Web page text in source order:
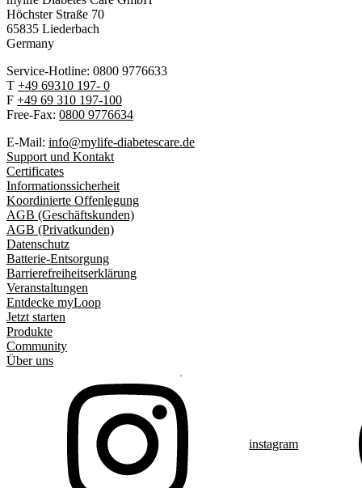
Höchster Straße 70
65835 Liederbach
Germany
Service-Hotline: 0800 9776633
T +49 69310 197- 0
F +49 69 310 197-100
Free-Fax: 0800 9776634
E-Mail: info@mylife-diabetescare.de
Support und Kontakt
Certificates
Informationssicherheit
Koordinierte Offenlegung
AGB (Geschäftskunden)
AGB (Privatkunden)
Datenschutz
Batterie-Entsorgung
Barrierefreiheitserklärung
Veranstaltungen
Entdecke myLoop
Jetzt starten
Produkte
Community
Über uns
instagram